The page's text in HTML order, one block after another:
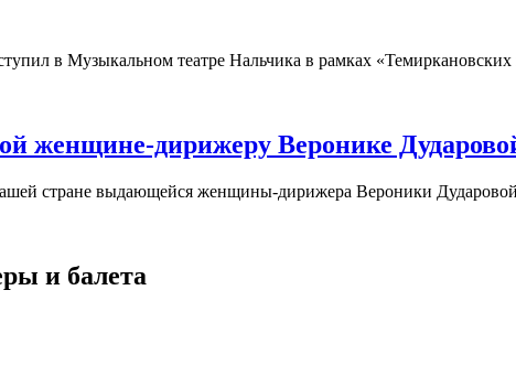
в Музыкальном театре Нальчика в рамках
женщине-дирижеру Веронике
стране выдающейся женщины-дирижера Вероники
и балета